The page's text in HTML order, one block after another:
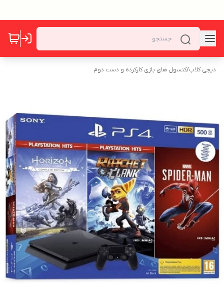
دیجی کلاب/کنسول های بازی کارکرده و دست دوم